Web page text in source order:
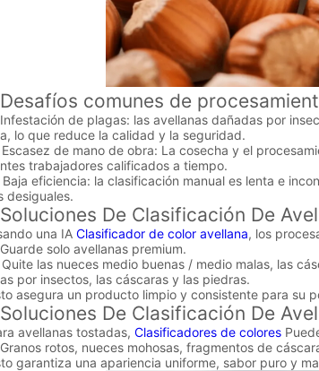
comunes de
de plagas: las avellanas dañadas por
lo que reduce la calidad y la seguridad.
de mano de obra: La cosecha y el
trabajadores calificados a tiempo.
eficiencia: la clasificación manual es lenta e
desiguales.
De Clasificación De
una IAClasificador de color avellana, los
solo avellanas premium.
las nueces medio buenas / medio malas, las
por insectos, las cáscaras y las piedras.
un producto limpio y consistente para su
De Clasificación De
avellanas tostadas,Clasificadores de colores
rotos, nueces mohosas, fragmentos de
una apariencia uniforme, sabor puro y